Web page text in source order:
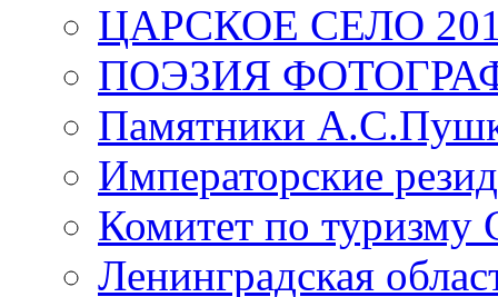
ЦАРСКОЕ СЕЛО
ПОЭЗИЯ
Памятники
Императорские
Комитет по туризму
Ленинградская